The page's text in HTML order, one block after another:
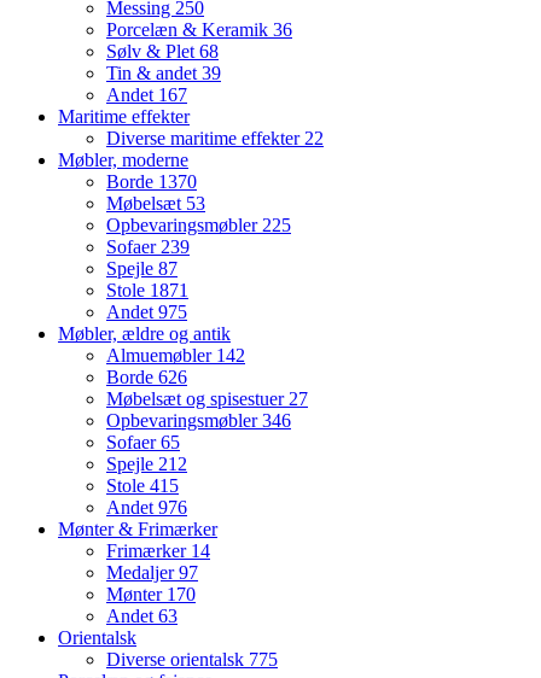
Messing 250
Porcelæn & Keramik 36
Sølv & Plet 68
Tin & andet 39
Andet 167
Maritime effekter
Diverse maritime effekter 22
Møbler, moderne
Borde 1370
Møbelsæt 53
Opbevaringsmøbler 225
Sofaer 239
Spejle 87
Stole 1871
Andet 975
Møbler, ældre og antik
Almuemøbler 142
Borde 626
Møbelsæt og spisestuer 27
Opbevaringsmøbler346
Sofaer65
Spejle 212
Stole 415
Andet 976
Mønter & Frimærker
Frimærker 14
Medaljer97
Mønter 170
Andet 63
Orientalsk
Diverse orientalsk 775